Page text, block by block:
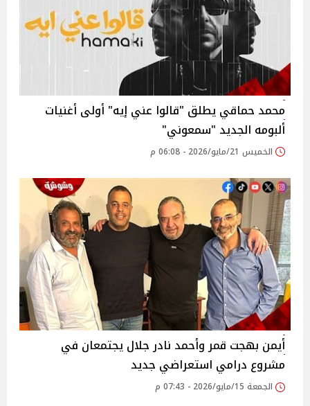
محمد حماقي يطلق "قالوا عني إيه" أولى أغنيات
ألبومه الجديد "سمعوني"
الخميس 21/مايو/2026 - 06:08 م
أيمن بهجت قمر وأحمد نادر جلال يجتمعان في
مشروع درامي استعراضي جديد
الجمعة 15/مايو/2026 - 07:43 م